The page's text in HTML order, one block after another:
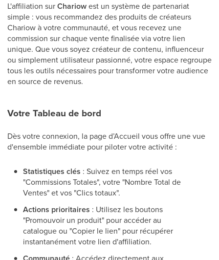
L'affiliation surChariowest un système de partenariat
simple : vous recommandez des produits de créateurs
Chariow à votre communauté, et vous recevez une
commission sur chaque vente finalisée via votre lien
unique. Que vous soyez créateur de contenu, influenceur
ou simplement utilisateur passionné, votre espace regroupe
tous les outils nécessaires pour transformer votre audience
en source de revenus.
Votre Tableau de bord
Dès votre connexion, la page d’Accueil vous offre une vue
d'ensemble immédiate pour piloter votre activité :
Statistiques clés : Suivez en temps réel vos
"Commissions Totales", votre "Nombre Total de
Ventes" et vos "Clics totaux".
Actions prioritaires : Utilisez les boutons
"Promouvoir un produit" pour accéder au
catalogue ou "Copier le lien" pour récupérer
instantanément votre lien d'affiliation.